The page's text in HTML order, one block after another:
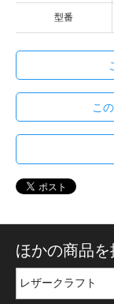
型番
こ
ほかの商品を